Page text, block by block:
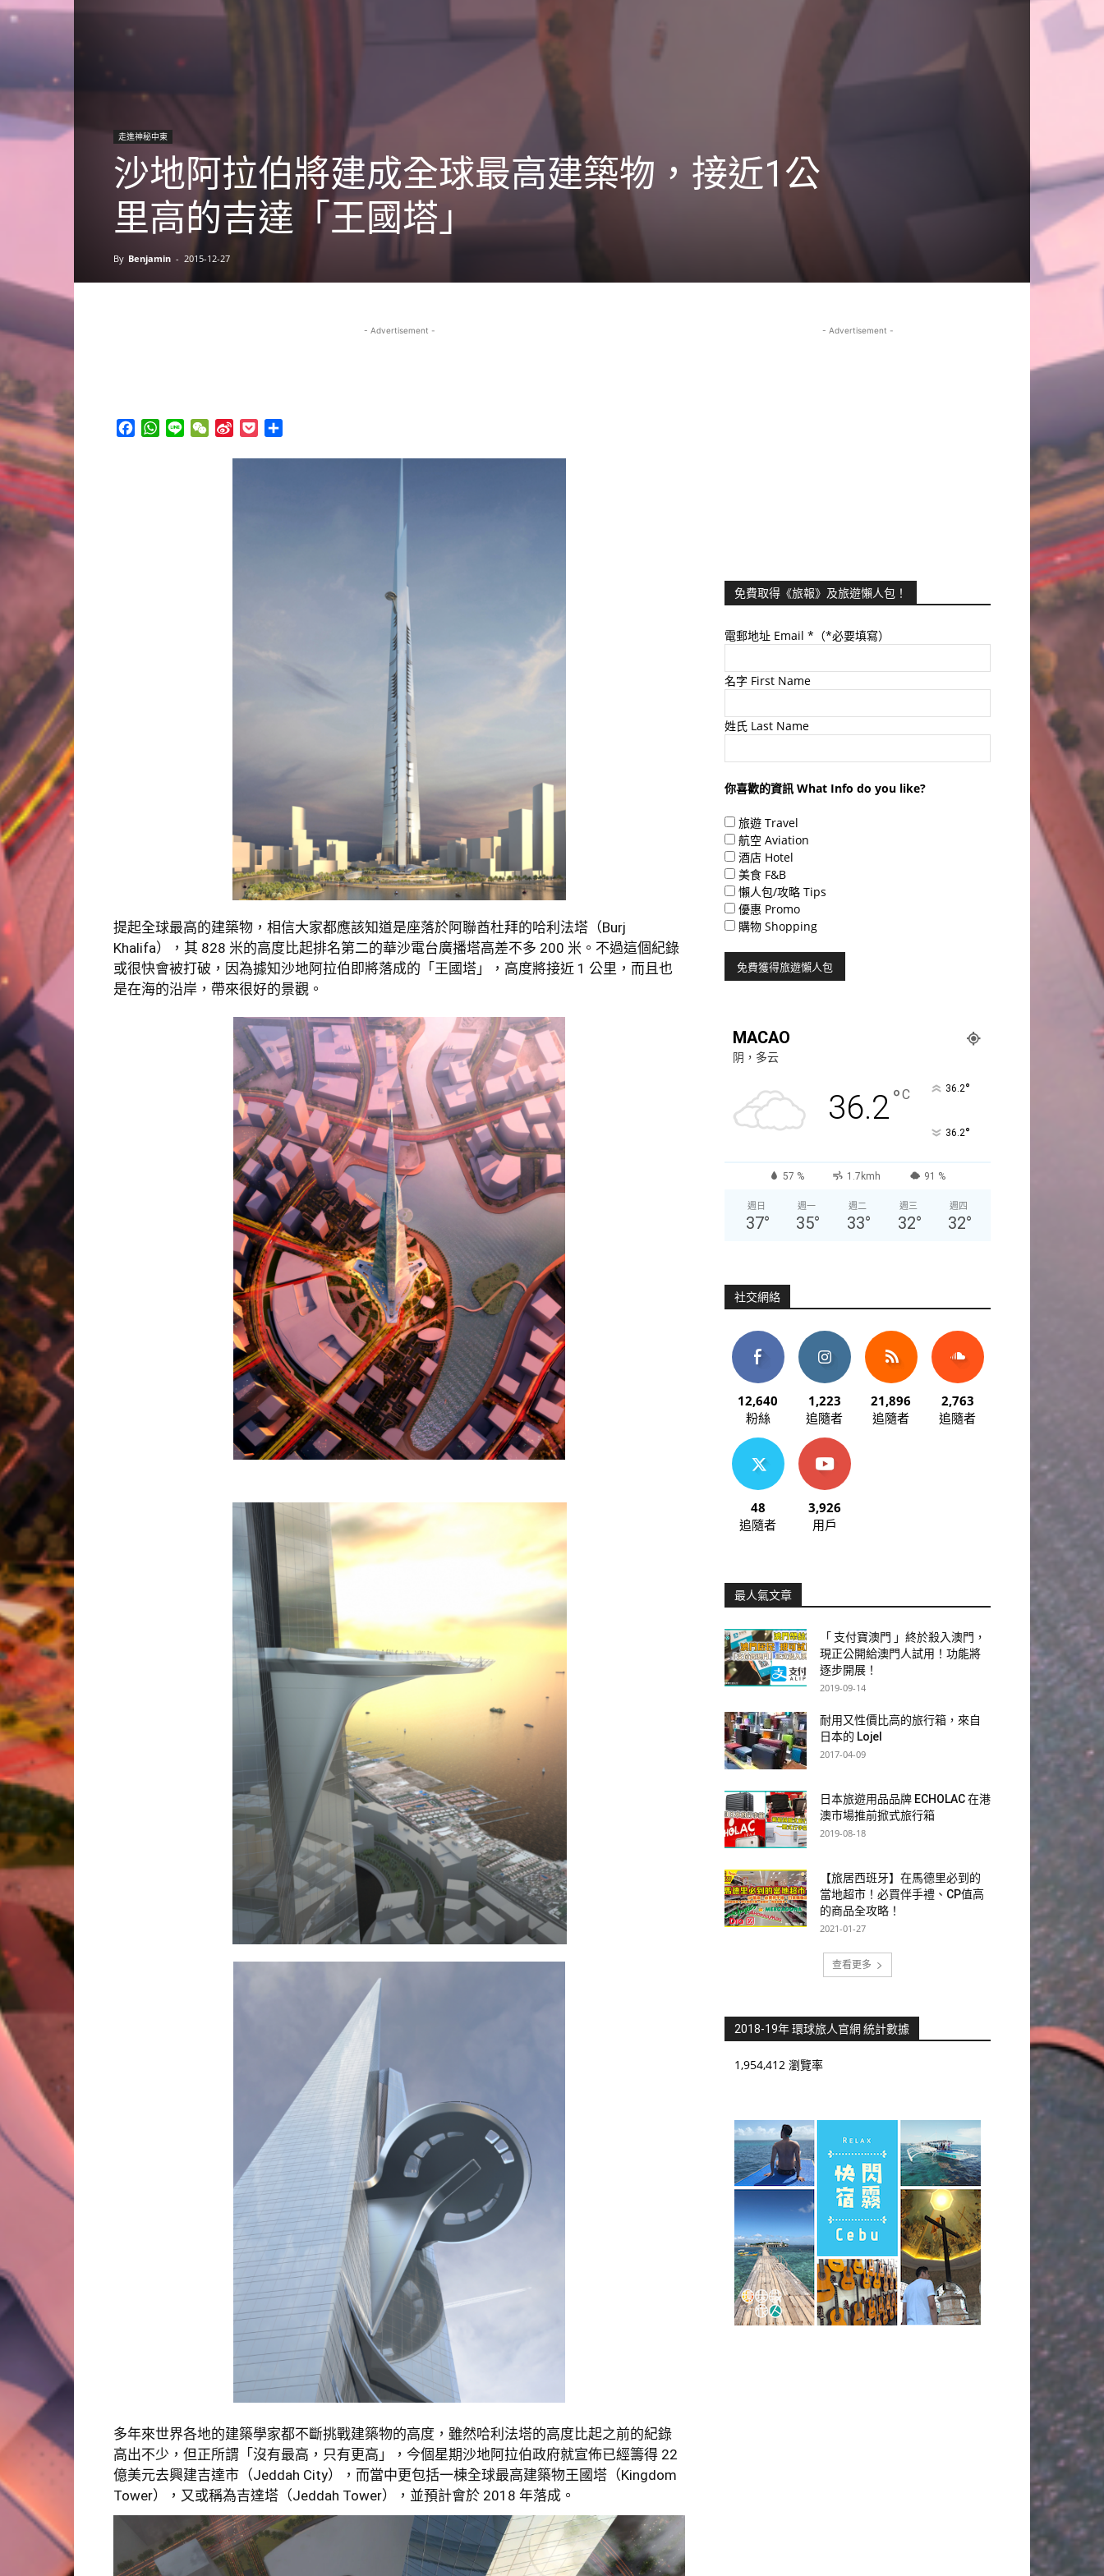
走進神秘中東
沙地阿拉伯將建成全球最高建築物，接近1公
里高的吉達「王國塔」
By Benjamin - 2015-12-27
- Advertisement -
Facebook
WhatsApp
Line WeChat
Sina
Pocket
提起全球最高的建築物，相信大家都應該知道是座落於阿聯酋杜拜的哈利法塔（Burj
Khalifa），其 828 米的高度比起排名第二的華沙電台廣播塔高差不多 200 米。不過這個紀錄
或很快會被打破，因為據知沙地阿拉伯即將落成的「王國塔」，高度將接近 1 公里，而且也
是在海的沿岸，帶來很好的景觀。
多年來世界各地的建築學家都不斷挑戰建築物的高度，雖然哈利法塔的高度比起之前的紀錄
高出不少，但正所謂「沒有最高，只有更高」，今個星期沙地阿拉伯政府就宣佈已經籌得 22
億美元去興建吉達市（Jeddah City），而當中更包括一棟全球最高建築物王國塔（Kingdom
Tower），又或稱為吉達塔（Jeddah Tower），並預計會於 2018 年落成。
- Advertisement -
免費取得《旅報》及旅遊懶人包！
電郵地址 Email *（*必要填寫）
名字 First Name
姓氏 Last Name
你喜歡的資訊 What Info do you like?
旅遊 Travel
航空 Aviation
酒店 Hotel
美食 F&B
懶人包/攻略 Tips
優惠 Promo
購物 Shopping
MACAO
阴，多云
36.2°C 36.2°
36.2°
57 % 1.7kmh 91 %
週日
37°
週一
35°
週二
33°
週三
32°
週四
32°
社交網絡
12,640
粉絲
1,223
追隨者
21,896
追隨者
2,763
追隨者
48
追隨者
3,926
用戶
最人氣文章
「 支付寶澳門 」終於殺入澳門，
現正公開給澳門人試用！功能將
逐步開展！
2019-09-14
耐用又性價比高的旅行箱，來自
日本的 Lojel
2017-04-09
日本旅遊用品品牌 ECHOLAC 在港
澳市場推前掀式旅行箱
2019-08-18
【旅居西班牙】在馬德里必到的
當地超市！必買伴手禮、CP值高
的商品全攻略！
2021-01-27
查看更多
2018-19年 環球旅人官網 統計數據
1,954,412 瀏覽率